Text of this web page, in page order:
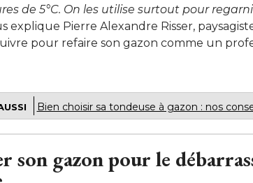
de 5°C. On les utilise surtout pour
explique Pierre Alexandre Risser,
pour refaire son gazon comme un
Bien choisir sa tondeuse à gazon : nos
son gazon pour le